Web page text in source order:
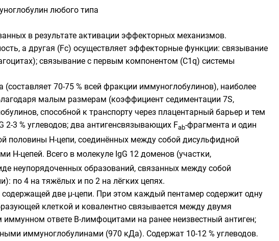
любого типа
в результате активации эффекторных механизмов.
а другая (Fc) осуществляет эффекторные функции: связывание
связывание с первым компонентом (C1q) системы
(составляет 70-75 % всей фракции иммуноглобулинов), наиболее
малым размерам (коэффициент седиментации 7S,
способной к транспорту через плацентарный барьер и тем
2-3 % углеводов; два антигенсвязывающих Fab-фрагмента и один
половины H-цепи, соединённых между собой дисульфидной
H-цепей. Всего в молекуле IgG 12 доменов (участки,
неупорядоченных образований, связанных между собой
по 4 на тяжёлых и по 2 на лёгких цепях.
две μ-цепи. При этом каждый пентамер содержит одну
клеткой и ковалентно связывается между двумя
ответе B-лимфоцитами на ранее неизвестный антиген;
иммуноглобулинами (970 кДа). Содержат 10-12 % углеводов.